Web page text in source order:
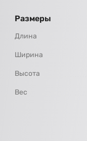
Размеры
Длина
Ширина
Высота
Вес